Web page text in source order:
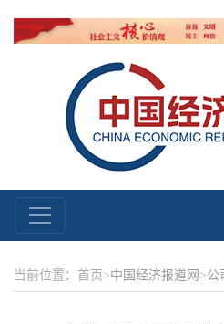
当前位置：首页>中国经济报道网 >公